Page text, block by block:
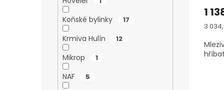
Koňské bylinky 17
Krmiva Hulín 12
Mikrop 1
NAF 5
1
Měrná
3